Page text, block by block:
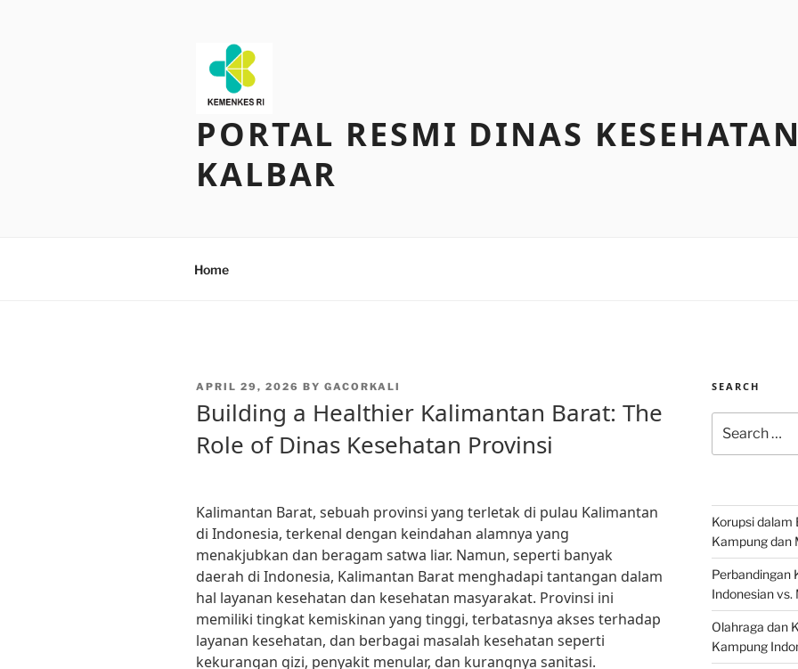
PORTAL RESMI DINAS
KALBAR
Home
POSTED
APRIL 29, 2026 BY GACORKALI
Building a Healthier Kalimantan Barat: The
Role of Dinas Kesehatan Provinsi
Kalimantan Barat, sebuah provinsi yang terletak di pulau Kalimantan
di Indonesia, terkenal dengan keindahan alamnya yang
menakjubkan dan beragam satwa liar. Namun, seperti banyak
daerah di Indonesia, Kalimantan Barat menghadapi tantangan dalam
hal layanan kesehatan dan kesehatan masyarakat. Provinsi ini
memiliki tingkat kemiskinan yang tinggi, terbatasnya akses terhadap
layanan kesehatan, dan berbagai masalah kesehatan seperti
kekurangan gizi, penyakit menular, dan kurangnya sanitasi.
SEARCH
for:
Korupsi dalam
Kampung dan
Perbandingan
Indonesian vs.
Olahraga dan
Kampung